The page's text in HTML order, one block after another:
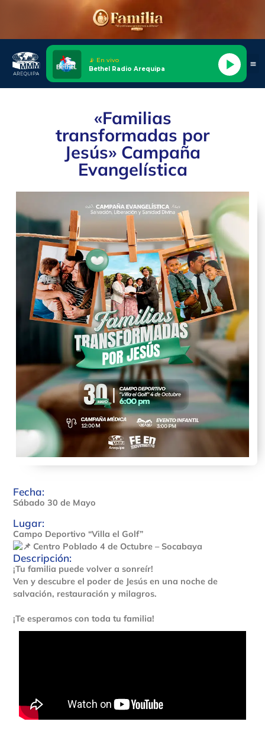
📡 En vivo
Bethel Radio Arequipa
«Familias
transformadas por
Jesús» Campaña
Evangelística
Fecha:
Sábado 30 de Mayo
Lugar:
Campo Deportivo “Villa el Golf”
Centro Poblado 4 de Octubre – Socabaya
Descripción:
¡Tu familia puede volver a sonreír!
Ven y descubre el poder de Jesús en una noche de
salvación, restauración y milagros.
¡Te esperamos con toda tu familia!